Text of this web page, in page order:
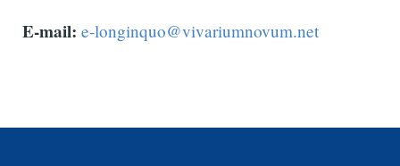
E-mail: e-longinquo@vivariumnovum.net